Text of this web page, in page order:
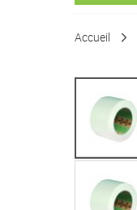
Accueil
Passer